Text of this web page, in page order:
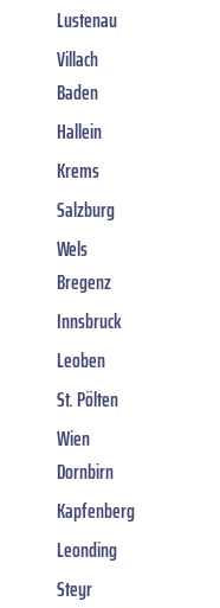
Lustenau
Villach
Baden
Hallein
Krems
Salzburg
Wels
Bregenz
Innsbruck
Leoben
St. Pölten
Wien
Dornbirn
Kapfenberg
Leonding
Steyr